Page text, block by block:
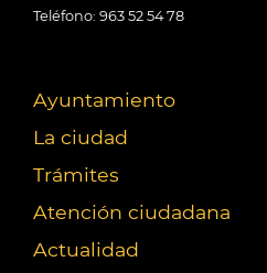
Teléfono: 963 52 54 78
Ayuntamiento
La ciudad
Trámites
Atención ciudadana
Actualidad